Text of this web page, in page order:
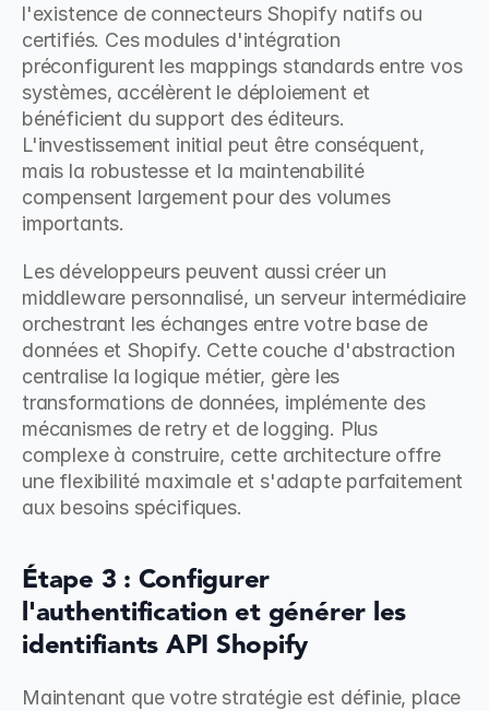
l'existence de connecteurs Shopify natifs ou
certifiés. Ces modules d'intégration
préconfigurent les mappings standards entre vos
systèmes, accélèrent le déploiement et
bénéficient du support des éditeurs.
L'investissement initial peut être conséquent,
mais la robustesse et la maintenabilité
compensent largement pour des volumes
importants.
Les développeurs peuvent aussi créer un
middleware personnalisé, un serveur intermédiaire
orchestrant les échanges entre votre base de
données et Shopify. Cette couche d'abstraction
centralise la logique métier, gère les
transformations de données, implémente des
mécanismes de retry et de logging. Plus
complexe à construire, cette architecture offre
une flexibilité maximale et s'adapte parfaitement
aux besoins spécifiques.
Étape 3 : Configurer
l'authentification et générer les
identifiants API Shopify
Maintenant que votre stratégie est définie, place